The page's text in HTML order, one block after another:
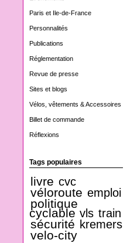
Paris et Ile-de-France
Personnalités
Publications
Réglementation
Revue de presse
Sites et blogs
Vélos, vêtements & Accessoires
Billet de commande
Réflexions
Tags populaires
livre cvc
véloroute emploi
politique
cyclable vls train
sécurité kremers
velo-city